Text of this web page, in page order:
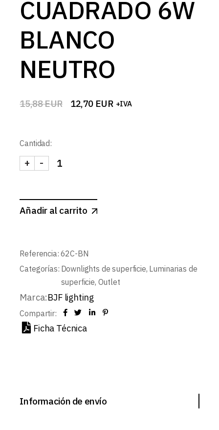
CUADRADO 6W
BLANCO
NEUTRO
15,88EUR
El
15,88 EUR.
12,70 EUR
El
12,70 EUR.
+IVA
Cantidad:
DOWNLIGHT LED SUPERFICIE BLANCO MATE
-
+
Añadir al carrito
Referencia: 62C-BN
Categorías: Downlights de superficie, Luminarias de
superficie, Outlet
Marca:BJF lighting
Compartir:
Ficha Técnica
Información de envío